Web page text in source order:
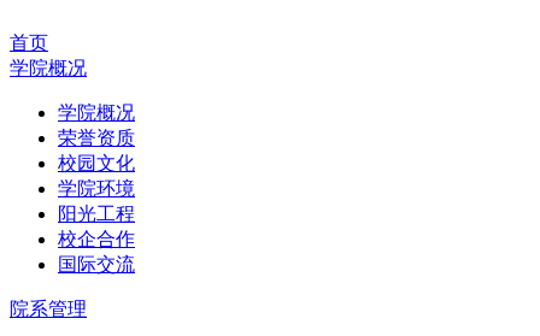
首页
学院概况
学院概况
荣誉资质
校园文化
学院环境
阳光工程
校企合作
国际交流
院系管理